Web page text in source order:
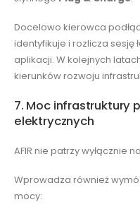
Docelowo kierowca
identyfikuje i rozlicza sesję
aplikacji. W kolejnych
kierunków rozwoju
7. Moc infrastruktury
elektrycznych
AFIR nie patrzy wyłącznie
Wprowadza również
mocy: